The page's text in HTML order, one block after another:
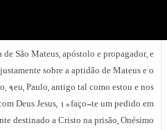
São Mateus, apóstolo e propagador, e
sobre a aptidão de Mateus e o
9eu, Paulo, antigo tal como estou e nos
Deus Jesus, 10faço-te um pedido em
destinado a Cristo na prisão, Onésimo.